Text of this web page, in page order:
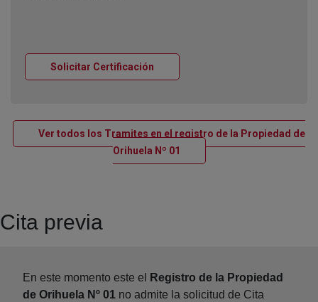
Solicitar Certificación
Ver todos los Tramites en el registro de la Propiedad de
Orihuela Nº 01 Ventana nueva
Cita previa
En este momento este el
Registro de la Propiedad
de Orihuela Nº 01 no admite la solicitud de Cita